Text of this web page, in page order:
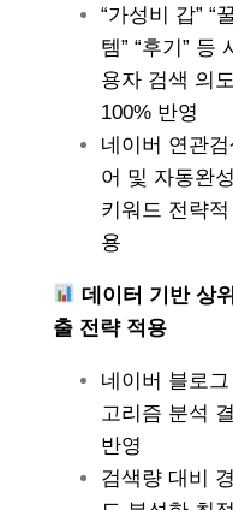
“가성비 갑” “
템” “후기” 등
용자 검색 의도
100% 반영
네이버 연관검
어 및 자동완성
키워드 전략
용
데이터 기반 상
출 전략 적용
네이버 블로
고리즘 분석
반영
검색량 대비